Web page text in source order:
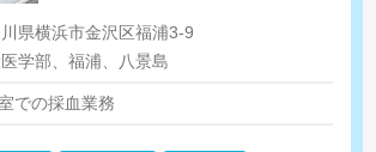
県横浜市金沢区福浦3-9
学部、福浦、八景島
での採血業務